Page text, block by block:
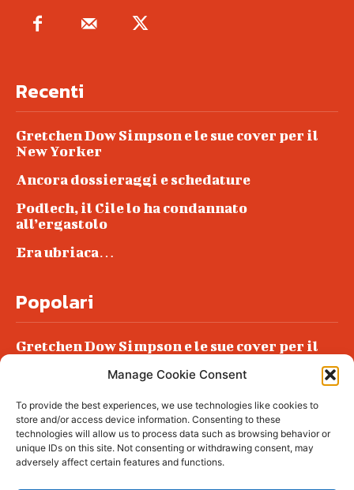
Manage Cookie Consent
To provide the best experiences, we use technologies like cookies to
store and/or access device information. Consenting to these
technologies will allow us to process data such as browsing behavior or
unique IDs on this site. Not consenting or withdrawing consent, may
adversely affect certain features and functions.
Recenti
Gretchen Dow Simpson e le sue cover per il
New Yorker
Ancora dossieraggi e schedature
Podlech, il Cile lo ha condannato
all’ergastolo
Era ubriaca…
Popolari
Gretchen Dow Simpson e le sue cover per il
Podlech, il Cile lo ha condannato
all’ergastolo
Era ubriaca…